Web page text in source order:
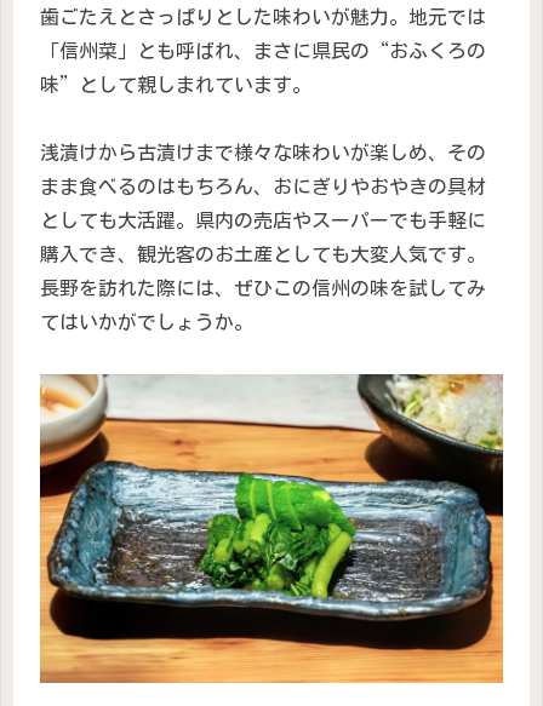
歯ごたえとさっぱりとした味わいが魅力。地元では
「信州菜」とも呼ばれ、まさに県民の“おふくろの
味”として親しまれています。
浅漬けから古漬けまで様々な味わいが楽しめ、その
まま食べるのはもちろん、おにぎりやおやきの具材
としても大活躍。県内の売店やスーパーでも手軽に
購入でき、観光客のお土産としても大変人気です。
長野を訪れた際には、ぜひこの信州の味を試してみ
てはいかがでしょうか。